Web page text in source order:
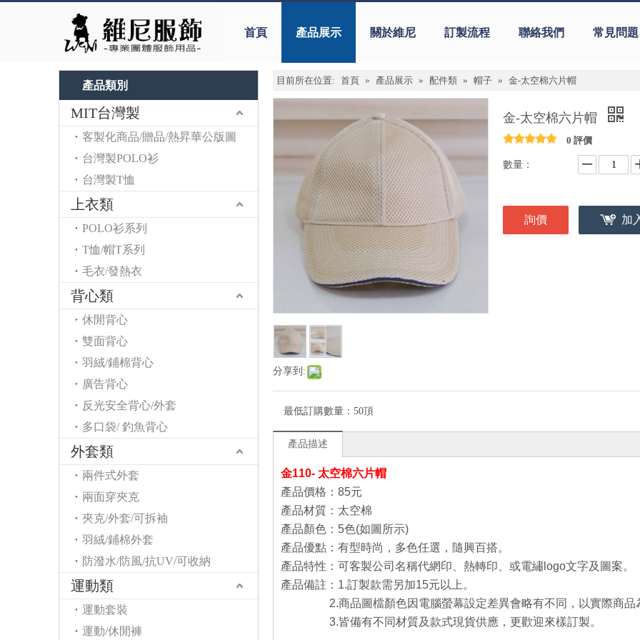
首頁 產品展示 關於維尼 訂製流程 聯絡我們 常見問題
產品類別
MIT台灣製
客製化商品/贈品/熱昇華公版圖
台灣製POLO衫
台灣製T恤
上衣類
POLO衫系列
T恤/帽T系列
毛衣/發熱衣
背心類
休閒背心
雙面背心
羽絨/鋪棉背心
廣告背心
反光安全背心/外套
多口袋/ 釣魚背心
外套類
兩件式外套
兩面穿夾克
夾克/外套/可拆袖
羽絨/鋪棉外套
防潑水/防風/抗UV/可收納
運動類
運動套裝
運動/休閒褲
目前所在位置: 首頁 » 產品展示 » 配件類 » 帽子 » 金-太空棉六片帽
分享到:
金-太空棉六片帽
0 評價
數量：
詢價 加
最低訂購數量： 50頂
產品描述
金110- 太空棉六片帽
產品價格：85元
產品材質：太空棉
產品顏色：5色(如圖所示)
產品優點：有型時尚，多色任選，隨興百搭。
產品特性：可客製公司名稱代網印、熱轉印、或電繡logo文字及圖案。
產品備註：1.訂製款需另加15元以上。
2.商品圖檔顏色因電腦螢幕設定差異會略有不同，以實際商品
3.皆備有不同材質及款式現貨供應，更歡迎來樣訂製。